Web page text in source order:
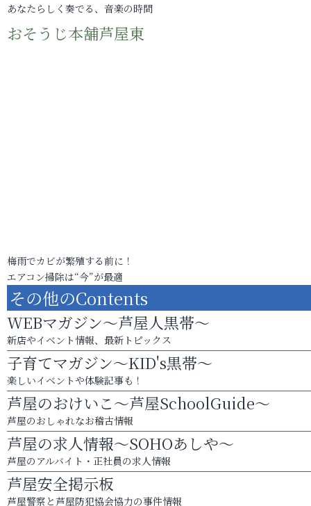
あなたらしく奏でる、音楽の時間
おそうじ本舗芦屋東
梅雨でカビが繁殖する前に！
エアコン掃除は“今”が最適
その他のContents
WEBマガジン～芦屋人黒帯～
新店やイベント情報、最新トピックス
子育てマガジン～KID's黒帯～
楽しいイベントや体験記事も！
芦屋のおけいこ～芦屋SchoolGuide～
芦屋のおしゃれなお稽古情報
芦屋の求人情報～SOHOあしや～
芦屋のアルバイト・正社員の求人情報
芦屋安全掲示板
芦屋警察と芦屋防犯協会協力の事件情報